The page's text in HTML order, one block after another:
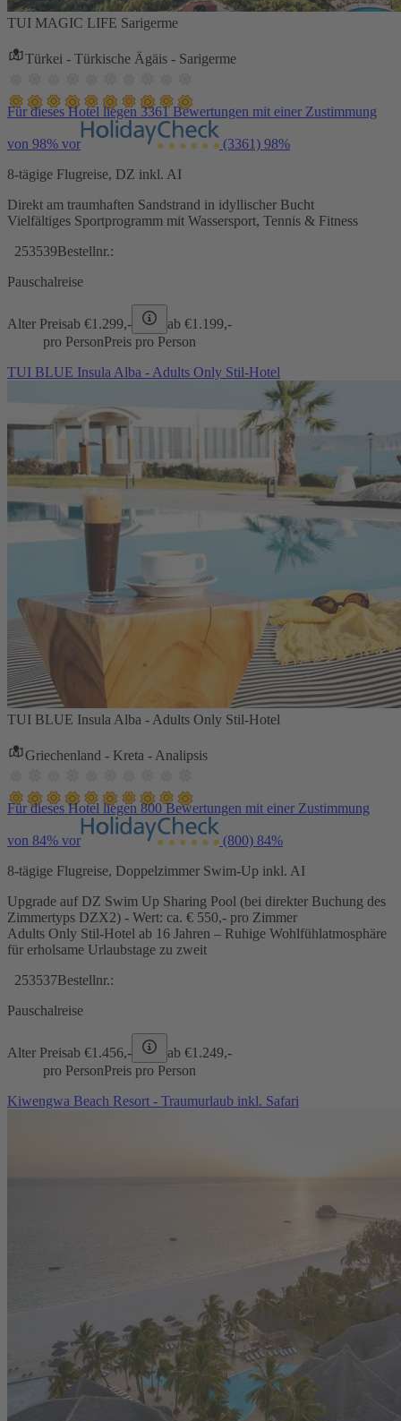
TUI MAGIC LIFE Sarigerme
Türkei - Türkische Ägäis - Sarigerme
Für dieses Hotel liegen 3361 Bewertungen mit einer Zustimmung
von 98% vor (3361) 98%
8-tägige Flugreise, DZ inkl. AI
Direkt am traumhaften Sandstrand in idyllischer Bucht
Vielfältiges Sportprogramm mit Wassersport, Tennis & Fitness
253539Bestellnr.:
Pauschalreise
Alter Preisab €1.299,- ab €1.199,-
pro PersonPreis pro Person
TUI BLUE Insula Alba - Adults Only Stil-Hotel
TUI BLUE Insula Alba - Adults Only Stil-Hotel
Griechenland - Kreta - Analipsis
Für dieses Hotel liegen 800 Bewertungen mit einer Zustimmung
von 84% vor (800) 84%
8-tägige Flugreise, Doppelzimmer Swim-Up inkl. AI
Upgrade auf DZ Swim Up Sharing Pool (bei direkter Buchung des
Zimmertyps DZX2) - Wert: ca. € 550,- pro Zimmer
Adults Only Stil-Hotel ab 16 Jahren – Ruhige Wohlfühlatmosphäre
für erholsame Urlaubstage zu zweit
253537Bestellnr.:
Pauschalreise
Alter Preisab €1.456,- ab €1.249,-
pro PersonPreis pro Person
Kiwengwa Beach Resort - Traumurlaub inkl. Safari